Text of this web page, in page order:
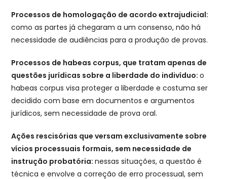
Processos de homologação de acordo extrajudicial:
como as partes já chegaram a um consenso, não há
necessidade de audiências para a produção de provas.
Processos de habeas corpus, que tratam apenas de
questões jurídicas sobre a liberdade do indivíduo:o
habeas corpus visa proteger a liberdade e costuma ser
decidido com base em documentos e argumentos
jurídicos, sem necessidade de prova oral.
Ações rescisórias que versam exclusivamente sobre
vícios processuais formais, sem necessidade de
instrução probatória:nessas situações, a questão é
técnica e envolve a correção de erro processual, sem